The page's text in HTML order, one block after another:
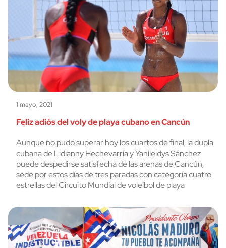
1 mayo, 2021
Feliz adiós del voly de playa cubano en Cancún
Aunque no pudo superar hoy los cuartos de final, la dupla
cubana de Lidianny Hechevarría y Yanileidys Sánchez
puede despedirse satisfecha de las arenas de Cancún,
sede por estos días de tres paradas con categoría cuatro
estrellas del Circuito Mundial de voleibol de playa